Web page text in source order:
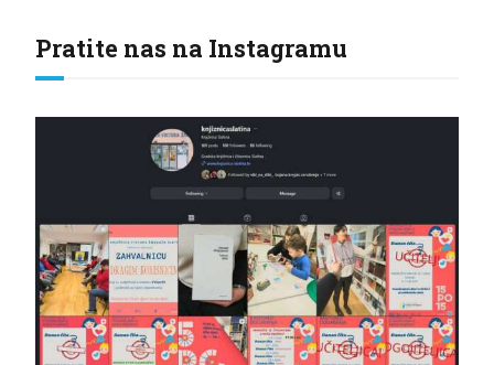
Pratite nas na Instagramu